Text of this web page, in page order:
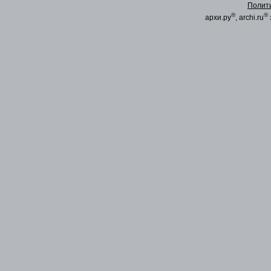
архи.ру®, archi.ru®